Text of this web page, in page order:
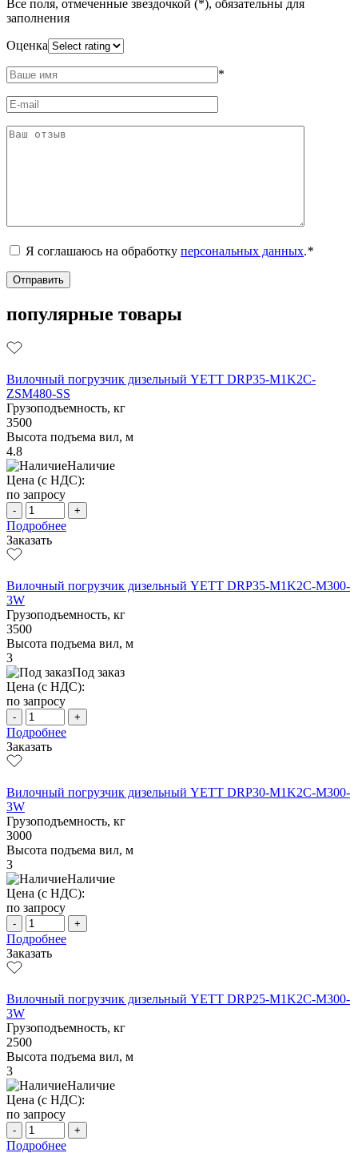
Все поля, отмеченные звездочкой (*), обязательны для
заполнения
Оценка
*
Я соглашаюсь на обработку персональных данных.*
популярные товары
Вилочный погрузчик дизельный YETT DRP35-M1K2C-
ZSM480-SS
Грузоподъемность, кг
3500
Высота подъема вил, м
4.8
Наличие
Цена (с НДС):
по запросу
- +
Подробнее
Заказать
Вилочный погрузчик дизельный YETT DRP35-M1K2C-M300-
3W
Грузоподъемность, кг
3500
Высота подъема вил, м
3
Под заказ
Цена (с НДС):
по запросу
- +
Подробнее
Заказать
Вилочный погрузчик дизельный YETT DRP30-M1K2C-M300-
3W
Грузоподъемность, кг
3000
Высота подъема вил, м
3
Наличие
Цена (с НДС):
по запросу
- +
Подробнее
Заказать
Вилочный погрузчик дизельный YETT DRP25-M1K2C-M300-
3W
Грузоподъемность, кг
2500
Высота подъема вил, м
3
Наличие
Цена (с НДС):
по запросу
- +
Подробнее